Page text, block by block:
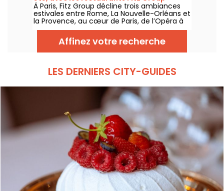
À Paris, Fitz Group décline trois ambiances
estivales entre Rome, La Nouvelle-Orléans et
la Provence, au cœur de Paris, de l’Opéra à
la Tour Eiffel. Chaque adresse, grâce à sa
terrasse, offre une escale à part entière,
sans quitter la capitale .
Affinez votre recherche
LES DERNIERS CITY-GUIDES